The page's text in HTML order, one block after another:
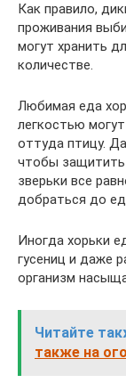
Как правило,
проживания
могут хранить
количестве.
Любимая еда
легкостью
оттуда птицу.
чтобы защитить
зверьки все
добраться до
Иногда хорьки
гусениц и даже
организм
Читайте
также на